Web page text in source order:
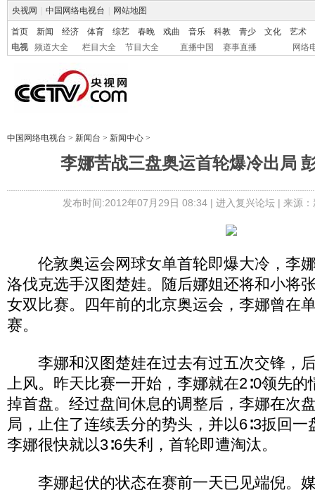
央视网 中国网络电视台 网站地图
首页 新闻 经济 体育 综艺 春晚 戏曲 音乐 科教 青少 文化
艺术
电视
频道大全 栏目大全 节目大全 直播中国 赛事直播 网络
中国网络电视台 > 新闻台 > 新闻中心 >
李娜苦战三盘奥运首轮爆冷出局
发布时间:2012年07月29日 08:34 | 进入复兴论坛| 来源
伦敦奥运会网球女单首轮即爆大冷，李娜
洛伐克选手汉图楚娃。随后娜姐还将和小将
女双比赛。四年前的北京奥运会，李娜曾在
赛。
李娜和汉图楚娃在过去有过五次交锋，
上风。昨天比赛一开始，李娜就在2∶0领先
掉首盘。经过盘间休息的调整后，李娜在次
局，止住了连续丢分的势头，并以6∶3扳回
李娜很快就以3∶6失利，首轮即遭淘汰。
李娜起伏的状态在赛前一天已见端倪。